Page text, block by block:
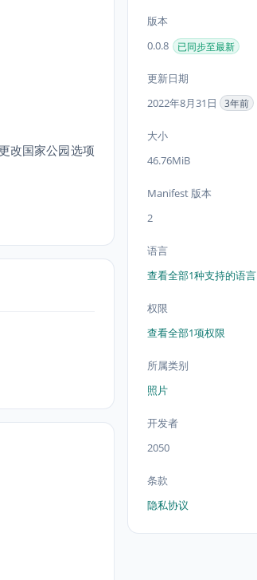
改国家公园选项
版本
0.0.8
已同步至最新
更新日期
2022年8月31日
3年前
大小
46.76MiB
Manifest 版本
2
语言
查看全部1种支持的语言
权限
查看全部1项权限
所属类别
照片
开发者
2050
条款
隐私协议